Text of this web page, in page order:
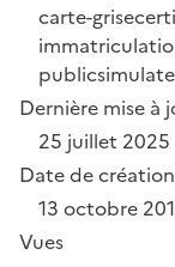
carte-grise
public
Dernière mise à
25 juillet 2025
Date de création
13 octobre
Vues